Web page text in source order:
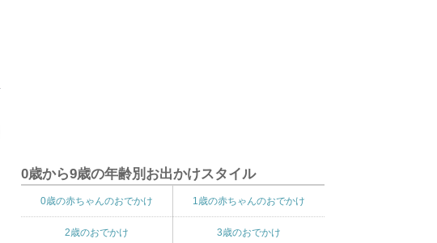
0歳から9歳の年齢別お出かけスタイル
0歳の赤ちゃんのおでかけ 1歳の赤ちゃんのおでかけ
2歳のおでかけ 3歳のおでかけ